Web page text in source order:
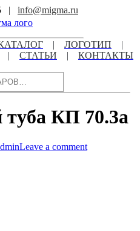
| info@migma.ru
| ЛОГОТИП
|
| СТАТЬИ | КОНТАКТЫ
Поиск
туба КП 70.3а
Leave a comment